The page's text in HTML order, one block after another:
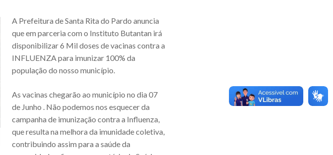
A Prefeitura de Santa Rita do Pardo anuncia
que em parceria com o Instituto Butantan irá
disponibilizar 6 Mil doses de vacinas contra a
INFLUENZA para imunizar 100% da
população do nosso município.
As vacinas chegarão ao município no dia 07
de Junho . Não podemos nos esquecer da
campanha de imunização contra a Influenza,
que resulta na melhora da imunidade coletiva,
contribuindo assim para a saúde da